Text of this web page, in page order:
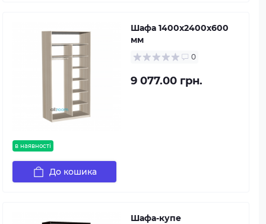
в наявності
Шафа 1400х2400х600
мм
0
9 077.00 грн.
До кошика
Шафа-купе